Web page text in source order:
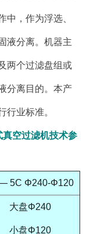
中，作为浮选、
液分离。机器主
两个过滤盘组或
分离目的。本产
业标准。
真空过滤机技术参
5C Φ240-Φ120
大盘Φ240
小盘Φ120